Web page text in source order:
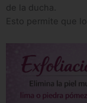
de la ducha.
Esto permite que